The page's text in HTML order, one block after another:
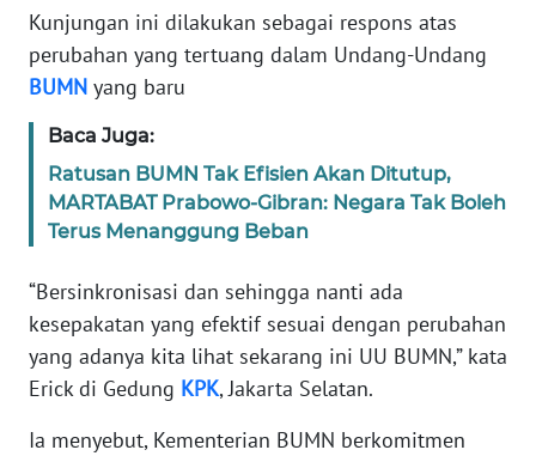
Kunjungan ini dilakukan sebagai respons atas
perubahan yang tertuang dalam Undang-Undang
BUMN yang baru
Baca Juga:
Ratusan BUMN Tak Efisien Akan Ditutup,
MARTABAT Prabowo-Gibran: Negara Tak Boleh
Terus Menanggung Beban
“Bersinkronisasi dan sehingga nanti ada
kesepakatan yang efektif sesuai dengan perubahan
yang adanya kita lihat sekarang ini UU BUMN,” kata
Erick di Gedung KPK, Jakarta Selatan.
Ia menyebut, Kementerian BUMN berkomitmen
KONTAK
KAMI
INFO
IKLAN
TENTANG
PEDOMAN
MEDIA
SIBER